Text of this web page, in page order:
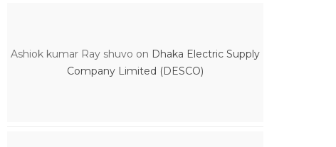
Ashiok kumar Ray shuvo on Dhaka Electric Supply
Company Limited (DESCO)